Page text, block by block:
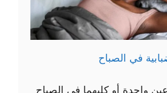
واحدة أو كليهما في الصباح